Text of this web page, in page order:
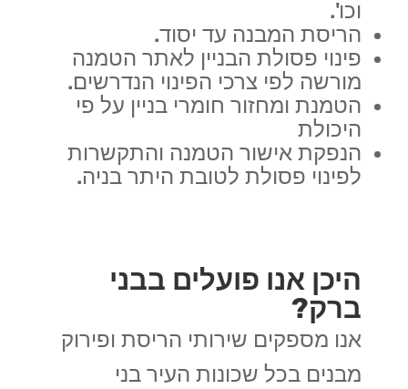
וכו'.
הריסת המבנה עד יסוד.
פינוי פסולת הבניין לאתר הטמנה
מורשה לפי צרכי הפינוי הנדרשים.
הטמנת ומחזור חומרי בניין על פי
היכולת
הנפקת אישור הטמנה והתקשרות
לפינוי פסולת לטובת היתר בניה.
היכן אנו פועלים בבני
ברק?
אנו מספקים שירותי הריסת ופירוק
מבנים בכל שכונות העיר בני